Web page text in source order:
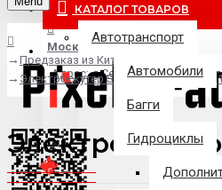
Москва
Адрес: д.Серково, вл1А,
КАТАЛОГ ТОВАРОВ
Автотранспорт
Автомобили
Багги
Гидроциклы
Предзаказ из Китая
Электроскутер SEEV Citycoco Woqu